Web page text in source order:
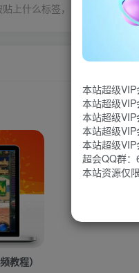
贴上什么标签，只有你才能定
教程）
本站超级
本站超级
本站超级
本站超级
本站超级
超会QQ群
本站资源仅